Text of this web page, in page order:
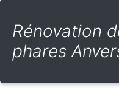
Rénovation
phares